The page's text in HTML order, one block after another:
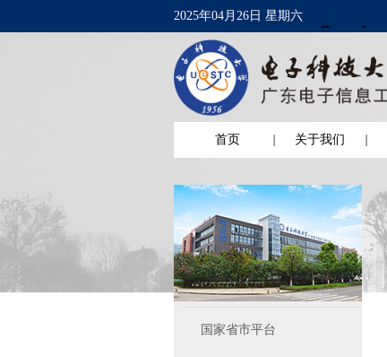
2025年04月26日 星期六
首页 关于我们
国家省市平台